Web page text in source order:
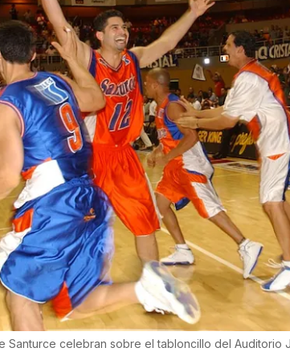
Santurce celebran sobre el tabloncillo del Auditorio